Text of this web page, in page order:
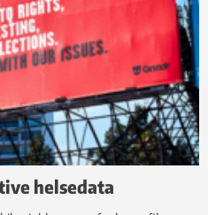
helsedata